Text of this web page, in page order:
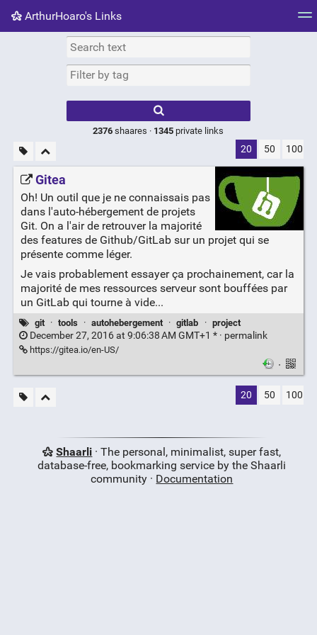
ArthurHoaro's Links
Picture wall
results.
2376 shaares · 1345 private links
20 50 100
Gitea
Oh! Un outil que je ne connaissais pas
dans l'auto-hébergement de projets
Git. On a l'air de retrouver la majorité
des features de Github/GitLab sur un projet qui se
présente comme léger.
Je vais probablement essayer ça prochainement, car la
majorité de mes ressources serveur sont bouffées par
un GitLab qui tourne à vide...
git · tools · autohebergement · gitlab · project
December 27, 2016 at 9:06:38 AM GMT+1 * · permalink
https://gitea.io/en-US/
·
20 50 100
Shaarli · The personal, minimalist, super fast,
database-free, bookmarking service by the Shaarli
community · Documentation